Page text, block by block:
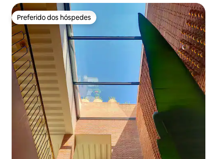
Preferido dos hóspedes
Preferido dos hóspedes